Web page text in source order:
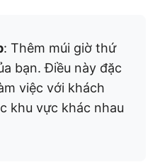
: Thêm múi giờ thứ
bạn. Điều này đặc
việc với khách
khu vực khác nhau